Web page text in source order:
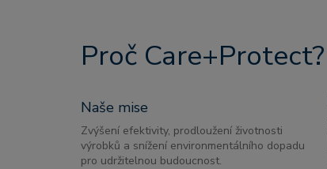
Proč Care+Protect?
Naše mise
Zvýšení efektivity, prodloužení životnosti
výrobků a snížení environmentálního dopadu
pro udržitelnou budoucnost.